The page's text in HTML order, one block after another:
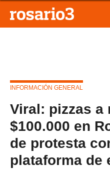
INFORMACIÓN GENERAL
Viral: pizzas a
$100.000 en
de protesta
plataforma de